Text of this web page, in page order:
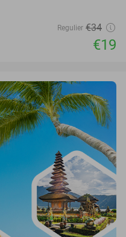
Regulier €34
€19